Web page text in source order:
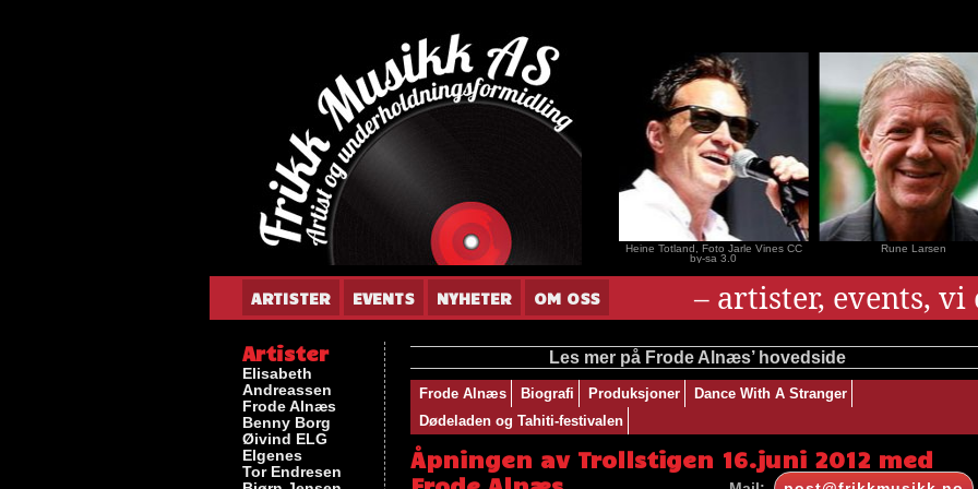
Gunnar Andersen
Heine Totland, Foto Jarle Vines CC
by-sa 3.0
Rune Larsen
ARTISTER EVENTS NYHETER OM OSS – artister, events,
Les mer på Frode Alnæs’ hovedside
Frode Alnæs Biografi Produksjoner
Dance With A Stranger
Dødeladen og Tahiti-festivalen
Åpningen av Trollstigen 16.juni 2012 med
Artister
Elisabeth
Andreassen
Frode Alnæs
Benny Borg
Øivind ELG
Elgenes
Tor Endresen